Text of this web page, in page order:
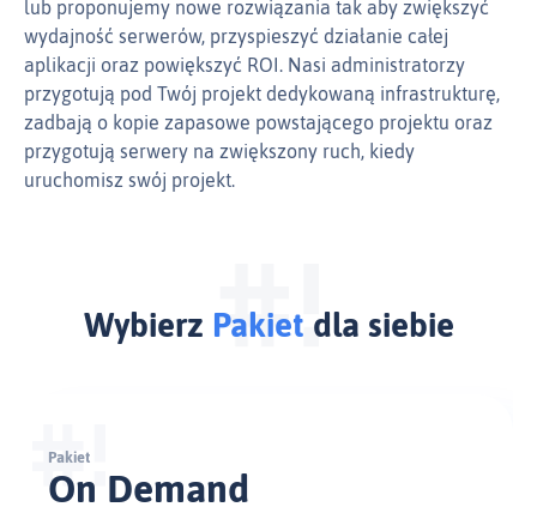
lub proponujemy nowe rozwiązania tak aby zwiększyć
wydajność serwerów, przyspieszyć działanie całej
aplikacji oraz powiększyć ROI. Nasi administratorzy
przygotują pod Twój projekt dedykowaną infrastrukturę,
zadbają o kopie zapasowe powstającego projektu oraz
przygotują serwery na zwiększony ruch, kiedy
uruchomisz swój projekt.
Wybierz Pakiet dla siebie
On Demand
Pakiet